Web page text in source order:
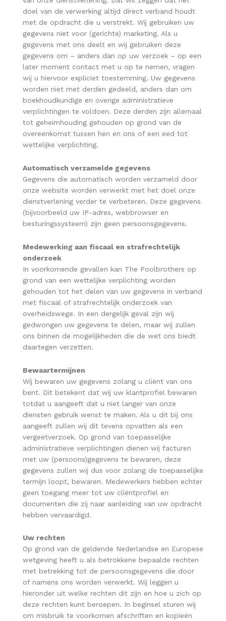
doel van de verwerking altijd direct verband houdt
met de opdracht die u verstrekt. Wij gebruiken uw
gegevens niet voor (gerichte) marketing. Als u
gegevens met ons deelt en wij gebruiken deze
gegevens om – anders dan op uw verzoek – op een
later moment contact met u op te nemen, vragen
wij u hiervoor expliciet toestemming. Uw gegevens
worden niet met derden gedeeld, anders dan om
boekhoudkundige en overige administratieve
verplichtingen te voldoen. Deze derden zijn allemaal
tot geheimhouding gehouden op grond van de
overeenkomst tussen hen en ons of een eed tot
wettelijke verplichting.
Automatisch verzamelde gegevens
Gegevens die automatisch worden verzameld door
onze website worden verwerkt met het doel onze
dienstverlening verder te verbeteren. Deze gegevens
(bijvoorbeeld uw IP-adres, webbrowser en
besturingssysteem) zijn geen persoonsgegevens.
Medewerking aan fiscaal en strafrechtelijk
onderzoek
In voorkomende gevallen kan The Poolbrothers op
grond van een wettelijke verplichting worden
gehouden tot het delen van uw gegevens in verband
met fiscaal of strafrechtelijk onderzoek van
overheidswege. In een dergelijk geval zijn wij
gedwongen uw gegevens te delen, maar wij zullen
ons binnen de mogelijkheden die de wet ons biedt
daartegen verzetten.
Bewaartermijnen
Wij bewaren uw gegevens zolang u cliënt van ons
bent. Dit betekent dat wij uw klantprofiel bewaren
totdat u aangeeft dat u niet langer van onze
diensten gebruik wenst te maken. Als u dit bij ons
aangeeft zullen wij dit tevens opvatten als een
vergeetverzoek. Op grond van toepasselijke
administratieve verplichtingen dienen wij facturen
met uw (persoons)gegevens te bewaren, deze
gegevens zullen wij dus voor zolang de toepasselijke
termijn loopt, bewaren. Medewerkers hebben echter
geen toegang meer tot uw cliëntprofiel en
documenten die zij naar aanleiding van uw opdracht
hebben vervaardigd.
Uw rechten
Op grond van de geldende Nederlandse en Europese
wetgeving heeft u als betrokkene bepaalde rechten
met betrekking tot de persoonsgegevens die door
of namens ons worden verwerkt. Wij leggen u
hieronder uit welke rechten dit zijn en hoe u zich op
deze rechten kunt beroepen. In beginsel sturen wij
om misbruik te voorkomen afschriften en kopieën